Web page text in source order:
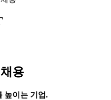
용
높이는 기업.